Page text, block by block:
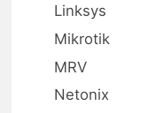
Linksys
Mikrotik
MRV
Netonix